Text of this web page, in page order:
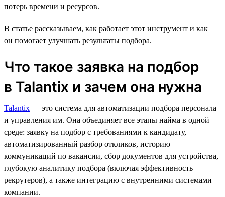
потерь времени и ресурсов.
В статье рассказываем, как работает этот инструмент и как
он помогает улучшать результаты подбора.
Что такое заявка на подбор
в Talantix и зачем она нужна
Talantix — это система для автоматизации подбора персонала
и управления им. Она объединяет все этапы найма в одной
среде: заявку на подбор с требованиями к кандидату,
автоматизированный разбор откликов, историю
коммуникаций по вакансии, сбор документов для устройства,
глубокую аналитику подбора (включая эффективность
рекрутеров), а также интеграцию с внутренними системами
компании.